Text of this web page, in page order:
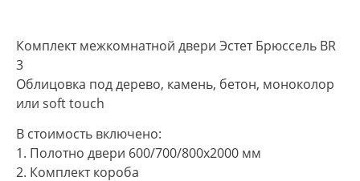
Комплект межкомнатной двери Эстет Брюссель BR
3
Облицовка под дерево, камень, бетон, моноколор
или soft touch
В стоимость включено:
1. Полотно двери 600/700/800х2000 мм
2. Комплект короба